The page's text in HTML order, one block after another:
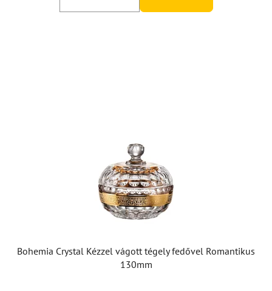
Bohemia Crystal Kézzel vágott tégely fedővel Romantikus
130mm